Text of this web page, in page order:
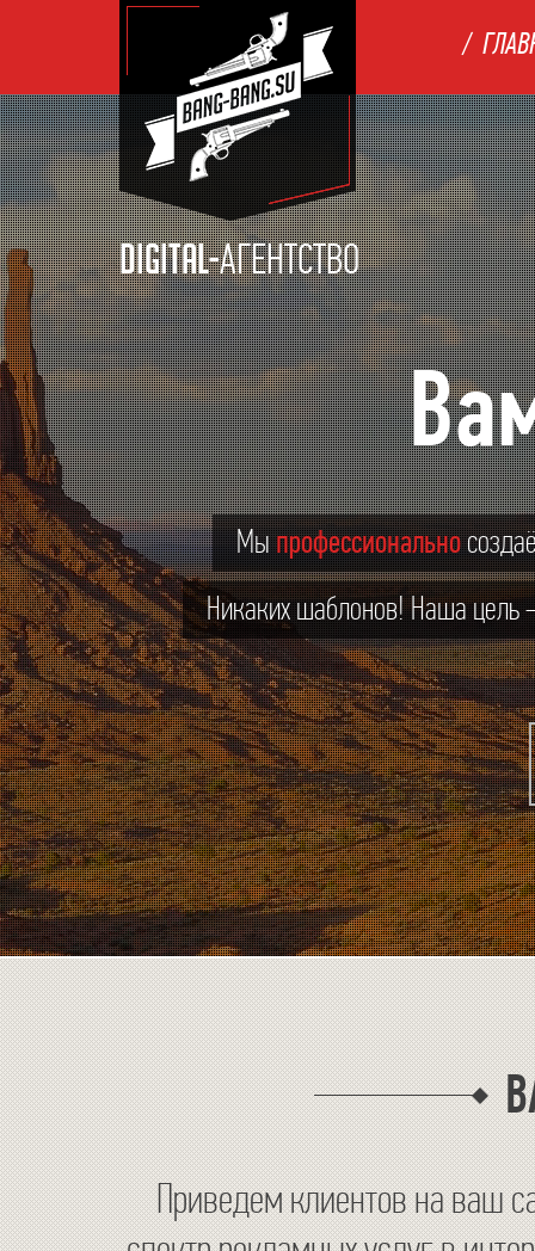
DIGITAL-АГЕНТСТВО
Мыпрофессионально
Никаких шаблонов! Наша цель
Приведем клиентов на ваш